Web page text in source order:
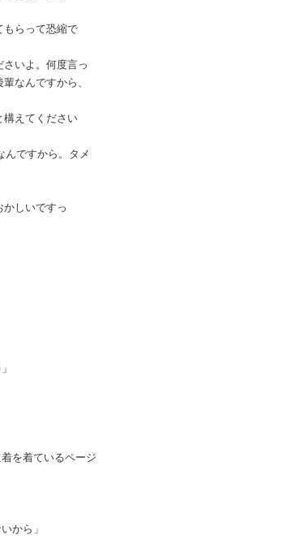
もらって恐縮で
さいよ。何度言っ
なんですから、
構えてください
んですから。タメ
しいですっ
を着ているページ
から」